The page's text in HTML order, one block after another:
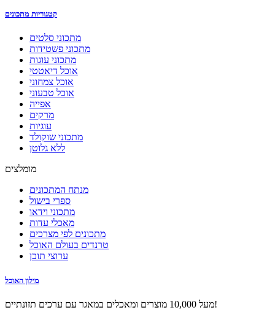
קטגוריות מתכונים
מתכוני סלטים
מתכוני פשטידות
מתכוני עוגות
אוכל דיאטטי
אוכל צמחוני
אוכל טבעוני
אפייה
מרקים
עוגיות
מתכוני שוקולד
ללא גלוטן
מומלצים
מנתח המתכונים
ספרי בישול
מתכוני וידאו
מאכלי עדות
מתכונים לפי מצרכים
טרנדים בעולם האוכל
ערוצי תוכן
מילון האוכל
מעל 10,000 מוצרים ומאכלים במאגר עם ערכים תזונתיים!